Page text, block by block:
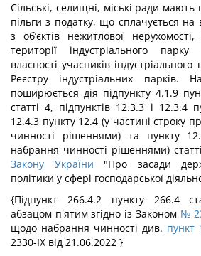
Сільські, селищні, міські ради
пільги з податку, що сплачується на
з об’єктів нежитлової
території індустріального
власності учасників
Реєстру індустріальних
поширюється дія підпункту 4.1.9
статті 4, підпунктів 12.3.3 і 12.3.4
12.4.3 пункту 12.4 (у частині строку
чинності рішеннями) та пункту
набрання чинності рішеннями)
Закону України "Про засади
політики у сфері господарської
{Підпункт 266.4.2 пункту 266.4
абзацом п'ятим згідно із Законом №
щодо набрання чинності див. пункт
2330-IX від 21.06.2022 }